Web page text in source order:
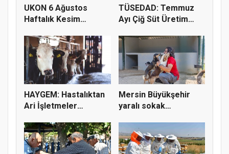
UKON 6 Ağustos
Haftalık Kesim
TÜSEDAD: Temmuz
Ayı Çiğ Süt Üretim
HAYGEM: Hastalıktan
Ari İşletmeler
Mersin Büyükşehir
yaralı sokak